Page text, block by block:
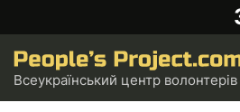
Всеукраїнський центр волонтерів